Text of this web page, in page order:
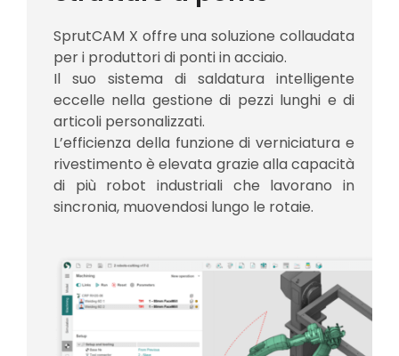
SprutCAM X offre una soluzione collaudata
per i produttori di ponti in acciaio.
Il suo sistema di saldatura intelligente
eccelle nella gestione di pezzi lunghi e di
articoli personalizzati.
L’efficienza della funzione di verniciatura e
rivestimento è elevata grazie alla capacità
di più robot industriali che lavorano in
sincronia, muovendosi lungo le rotaie.